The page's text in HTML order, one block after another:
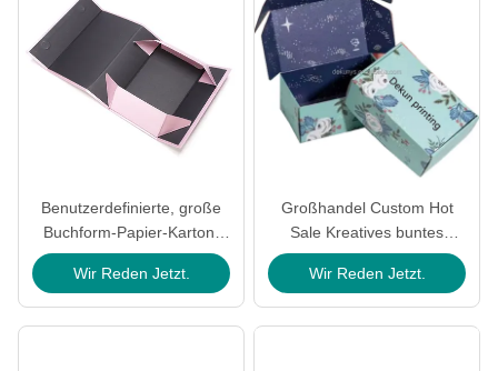
Benutzerdefinierte, große
Buchform-Papier-Karton-
Magnet-Geschenkbox-
Verpackung mit
Schleifenband für
Handtaschen, Kleidung und
Wir Reden Jetzt.
Großhandel Custom Hot
Sale Kreatives buntes
Klapppapier Wellkarton
Verpackung Mailer Box für
Kleidung
Wir Reden Jetzt.